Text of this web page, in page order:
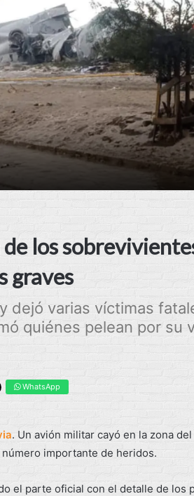
los
graves
dejó varias víctimas
quiénes pelean por su
WhatsApp
. Un avión militar cayó en la zona
importante de heridos.
el parte oficial con el detalle de los